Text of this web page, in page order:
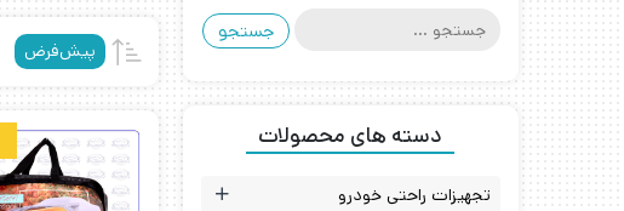
پیش‌فرض
جستجو
برای:
دسته های محصولات
تجهیزات راحتی خودرو